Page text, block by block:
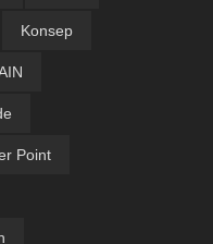
Konsep
Point